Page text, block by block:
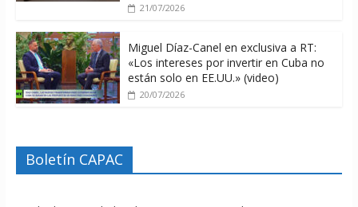
21/07/2026
Miguel Díaz-Canel en exclusiva a RT:
«Los intereses por invertir en Cuba no
están solo en EE.UU.» (video)
20/07/2026
Boletín CAPAC